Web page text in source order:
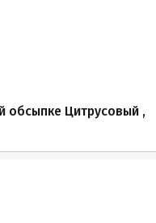
обсыпке Цитрусовый ,